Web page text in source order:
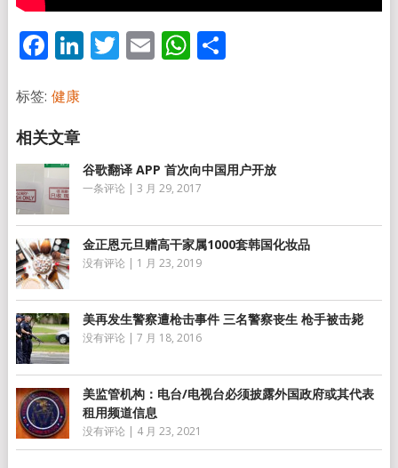
Facebook
LinkedIn
Twitter
EmailWhatsApp
分
标签: 健康
谷歌翻译 APP 首次向中国用户开放
一条评论 | 3 月 29, 2017
金正恩元旦赠高干家属1000套韩国化妆品
没有评论 | 1 月 23, 2019
美再发生警察遭枪击事件 三名警察丧生 枪手被击毙
没有评论 | 7 月 18, 2016
美监管机构：电台/电视台必须披露外国政府或其代表
租用频道信息
没有评论 | 4 月 23, 2021